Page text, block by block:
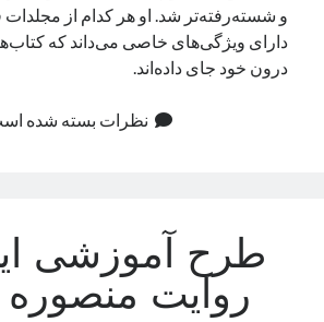
و شسته‌رفته‌تر شد. او هر کدام از مجلدات
دارای ویژگی‌های خاصی می‌داند که
درون خود جای داده‌اند.
نظرات بسته شده
طرح آموزشی
روایت